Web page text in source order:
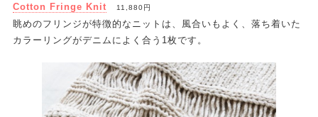
Cotton Fringe Knit 11,880円
眺めのフリンジが特徴的なニットは、風合いもよく、落ち着いた
カラーリングがデニムによく合う1枚です。